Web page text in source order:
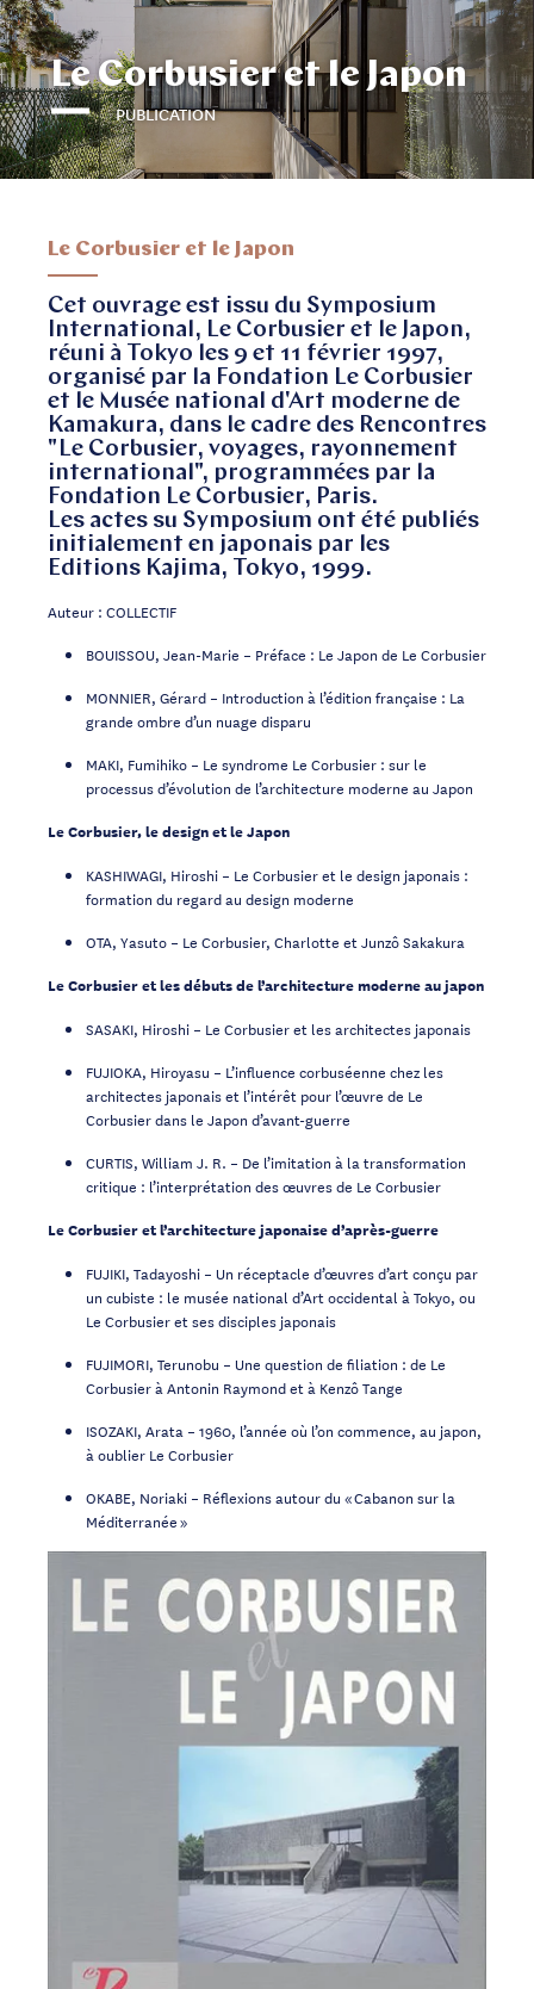
Le Corbusier et le Japon
PUBLICATION
Le Corbusier et le Japon
Cet ouvrage est issu du Symposium
International, Le Corbusier et le Japon,
réuni à Tokyo les 9 et 11 février 1997,
organisé par la Fondation Le Corbusier
et le Musée national d'Art moderne de
Kamakura, dans le cadre des Rencontres
"Le Corbusier, voyages, rayonnement
international", programmées par la
Fondation Le Corbusier, Paris.
Les actes su Symposium ont été publiés
initialement en japonais par les
Editions Kajima, Tokyo, 1999.
Auteur : COLLECTIF
BOUISSOU, Jean-Marie – Préface : Le Japon de Le Corbusier
MONNIER, Gérard – Introduction à l’édition française : La
grande ombre d’un nuage disparu
MAKI, Fumihiko – Le syndrome Le Corbusier : sur le
processus d’évolution de l’architecture moderne au Japon
Le Corbusier, le design et le Japon
KASHIWAGI, Hiroshi – Le Corbusier et le design japonais :
formation du regard au design moderne
OTA, Yasuto – Le Corbusier, Charlotte et Junzô Sakakura
Le Corbusier et les débuts de l’architecture moderne au japon
SASAKI, Hiroshi – Le Corbusier et les architectes japonais
FUJIOKA, Hiroyasu – L’influence corbuséenne chez les
architectes japonais et l’intérêt pour l’œuvre de Le
Corbusier dans le Japon d’avant-guerre
CURTIS, William J. R. – De l’imitation à la transformation
critique : l’interprétation des œuvres de Le Corbusier
Le Corbusier et l’architecture japonaise d’après-guerre
FUJIKI, Tadayoshi – Un réceptacle d’œuvres d’art conçu par
un cubiste : le musée national d’Art occidental à Tokyo, ou
Le Corbusier et ses disciples japonais
FUJIMORI, Terunobu – Une question de filiation : de Le
Corbusier à Antonin Raymond et à Kenzô Tange
ISOZAKI, Arata – 1960, l’année où l’on commence, au japon,
à oublier Le Corbusier
OKABE, Noriaki – Réflexions autour du « Cabanon sur la
Méditerranée »